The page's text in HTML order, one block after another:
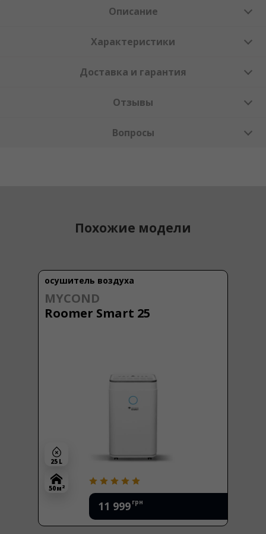
Описание
Характеристики
Доставка и гарантия
Отзывы
Вопросы
Похожие модели
осушитель воздуха
MYCOND
Roomer Smart 25
11 999 грн
25 L
50 м 2